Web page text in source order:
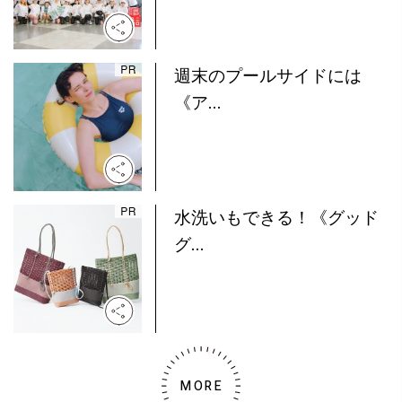
週末のプールサイドには
《ア...
水洗いもできる！《グッド
グ...
MORE